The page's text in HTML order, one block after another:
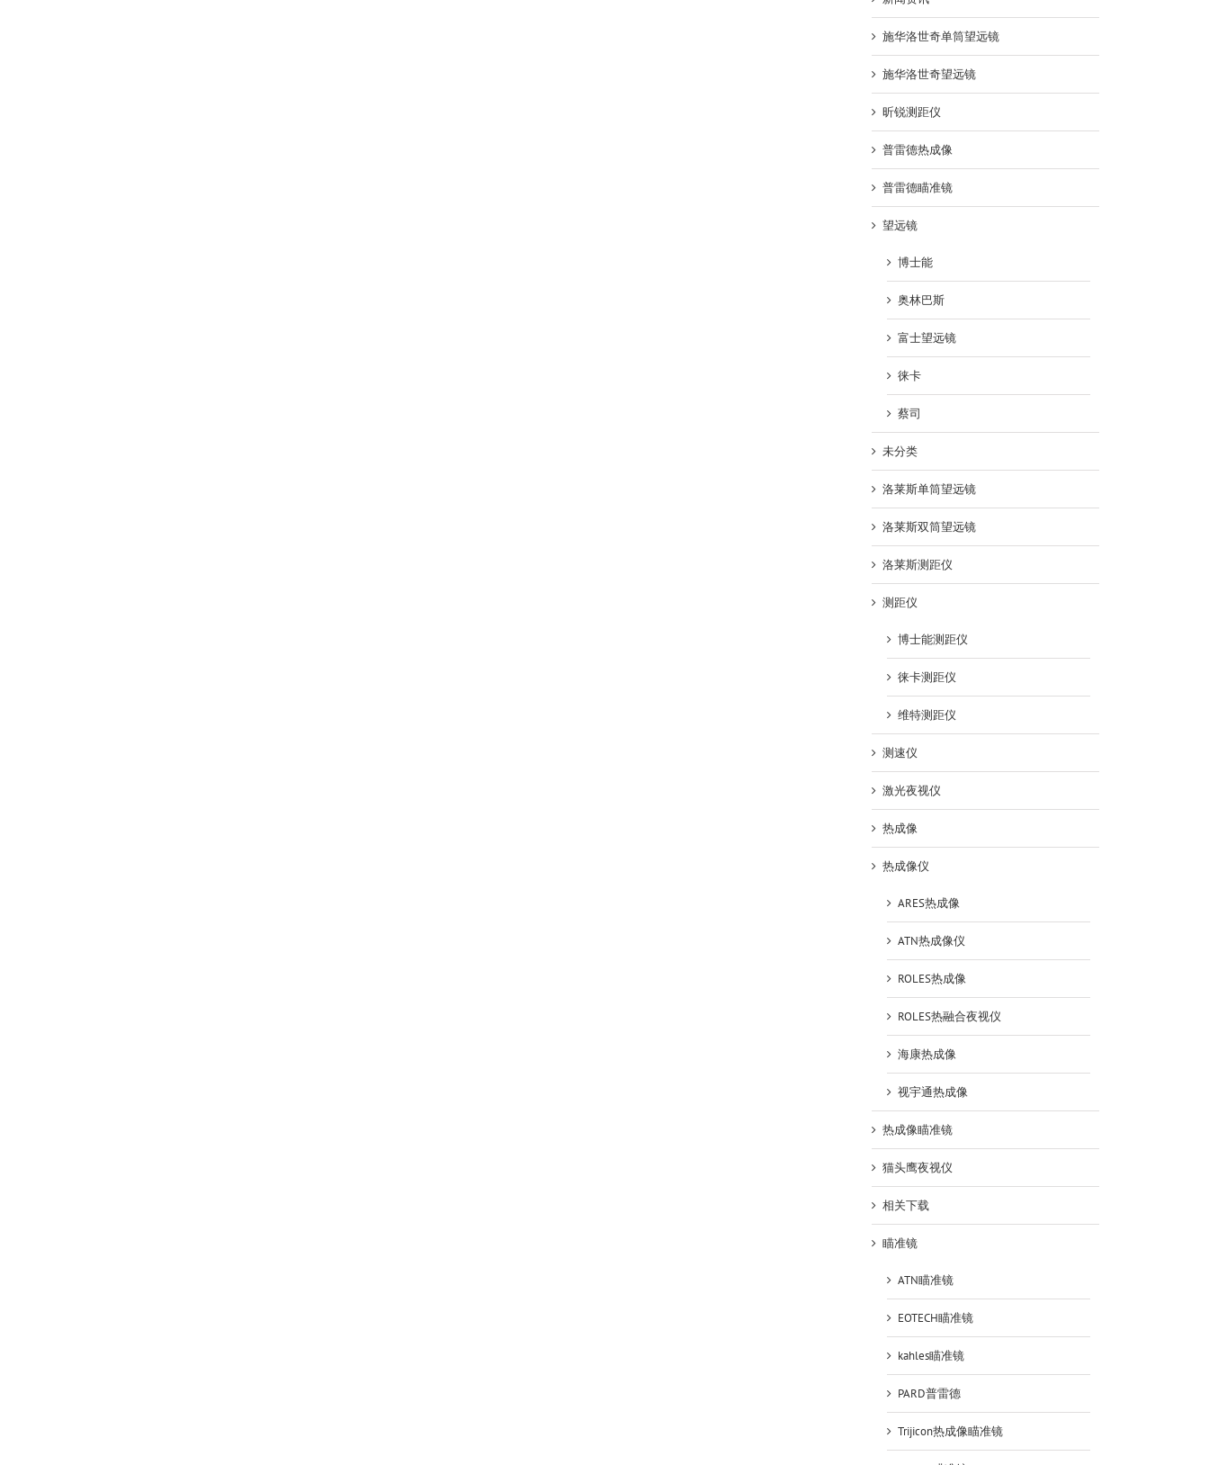
施华洛世奇单筒望远镜
施华洛世奇望远镜
昕锐测距仪
普雷德热成像
普雷德瞄准镜
望远镜
博士能
奥林巴斯
富士望远镜
徕卡
蔡司
未分类
洛莱斯单筒望远镜
洛莱斯双筒望远镜
洛莱斯测距仪
测距仪
博士能测距仪
徕卡测距仪
维特测距仪
测速仪
激光夜视仪
热成像
热成像仪
ARES热成像
ATN热成像仪
ROLES热成像
ROLES热融合夜视仪
海康热成像
视宇通热成像
热成像瞄准镜
猫头鹰夜视仪
相关下载
瞄准镜
ATN瞄准镜
EOTECH瞄准镜
kahles瞄准镜
PARD普雷德
Trijicon热成像瞄准镜